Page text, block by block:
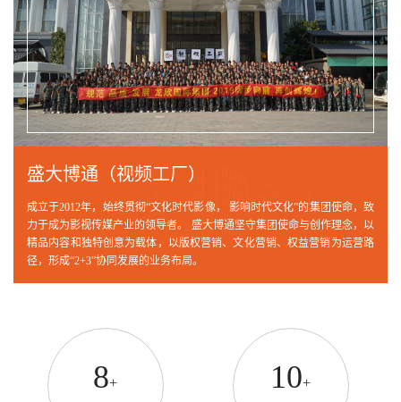
盛大博通（视频工厂）
成立于2012年，始终贯彻“文化时代影像， 影响时代文化”的集团使命，致
力于成为影视传媒产业的领导者。 盛大博通坚守集团使命与创作理念，以
精品内容和独特创意为载体，以版权营销、文化营销、权益营销为运营路
径，形成“2+3”协同发展的业务布局。
8+ 10+